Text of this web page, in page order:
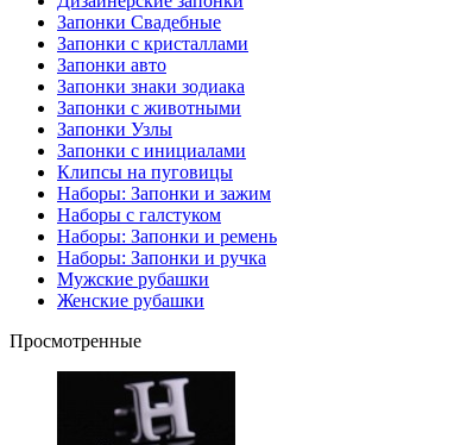
Запонки Свадебные
Запонки с кристаллами
Запонки авто
Запонки знаки зодиака
Запонки с животными
Запонки Узлы
Запонки с инициалами
Клипсы на пуговицы
Наборы: Запонки и зажим
Наборы с галстуком
Наборы: Запонки и ремень
Наборы: Запонки и ручка
Мужские рубашки
Женские рубашки
Просмотренные